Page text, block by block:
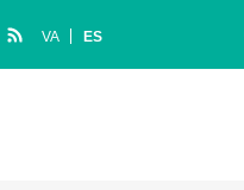
VA ES